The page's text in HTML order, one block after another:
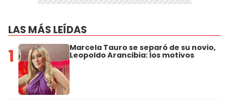
LAS MÁS LEÍDAS
1 Marcela Tauro se separó de su novio,
Leopoldo Arancibia: los motivos